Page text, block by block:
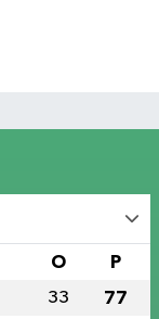
O P
33 77